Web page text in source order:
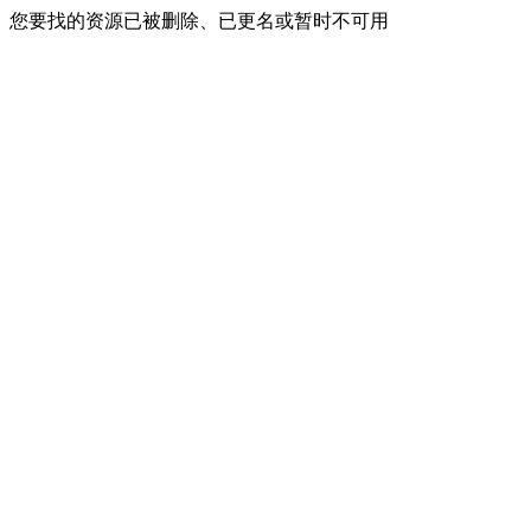
您要找的资源已被删除、已更名或暂时不可用